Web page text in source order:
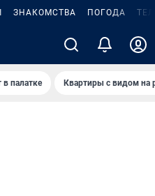
ЗНАКОМСТВА ПОГОДА
палатке Квартиры с видом на